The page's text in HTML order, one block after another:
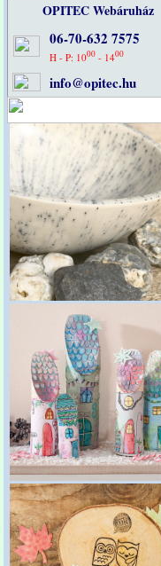
OPITEC Webáruház
06-70-632 7575
H - P: 1000 - 1400
info@opitec.hu